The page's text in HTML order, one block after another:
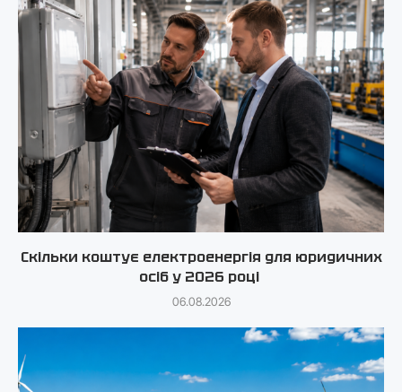
Скільки коштує електроенергія для юридичних
осіб у 2026 році
06.08.2026